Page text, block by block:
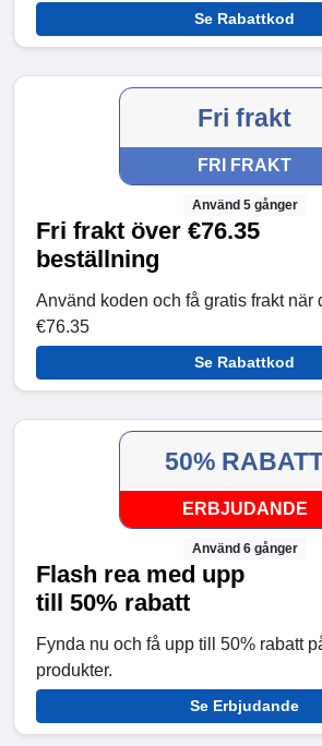
Se Rabattkod
Fri frakt
FRI FRAKT
Använd 5 gånger
Fri frakt över €76.35
beställning
Använd koden och få gratis frakt när
€76.35
Se Rabattkod
50%
ERBJUDANDE
Använd 6 gånger
Flash rea med upp
till 50% rabatt
Fynda nu och få upp till 50% rabatt
produkter.
Se Erbjudande